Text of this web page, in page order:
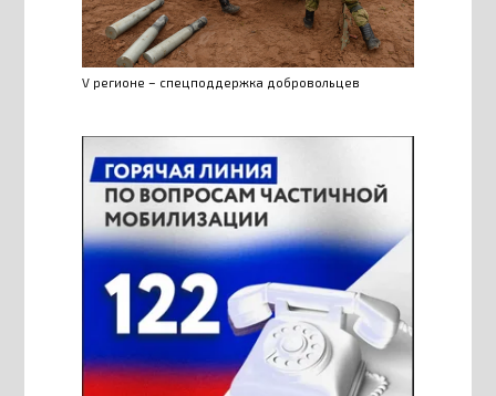
V регионе – спецподдержка добровольцев